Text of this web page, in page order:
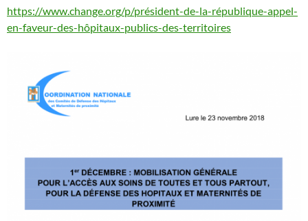
https://www.change.org/p/président-de-la-république-appel-
en-faveur-des-hôpitaux-publics-des-territoires